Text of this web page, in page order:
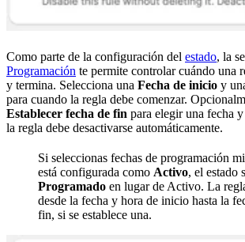
Como parte de la configuración del estado, la
Programación te permite controlar cuándo una
y termina. Selecciona una Fecha de inicio y
para cuando la regla debe comenzar.
Establecer fecha de fin para elegir una fecha
la regla debe desactivarse automáticamente.
Si seleccionas fechas de programación
está configurada como Activo, el estado
Programado en lugar de Activo. La
desde la fecha y hora de inicio hasta la
fin, si se establece una.